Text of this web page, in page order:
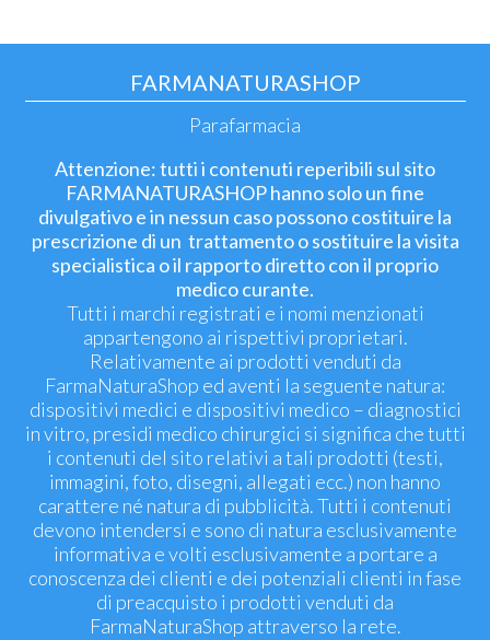
FARMANATURASHOP
Parafarmacia
Attenzione: tutti i contenuti reperibili sul sito
FARMANATURASHOP hanno solo un fine
divulgativo e in nessun caso possono costituire la
prescrizione di un trattamento o sostituire la visita
specialistica o il rapporto diretto con il proprio
medico curante.
Tutti i marchi registrati e i nomi menzionati
appartengono ai rispettivi proprietari.
Relativamente ai prodotti venduti da
FarmaNaturaShop ed aventi la seguente natura:
dispositivi medici e dispositivi medico – diagnostici
in vitro, presidi medico chirurgici si significa che tutti
i contenuti del sito relativi a tali prodotti (testi,
immagini, foto, disegni, allegati ecc.) non hanno
carattere né natura di pubblicità. Tutti i contenuti
devono intendersi e sono di natura esclusivamente
informativa e volti esclusivamente a portare a
conoscenza dei clienti e dei potenziali clienti in fase
di preacquisto i prodotti venduti da
FarmaNaturaShop attraverso la rete.